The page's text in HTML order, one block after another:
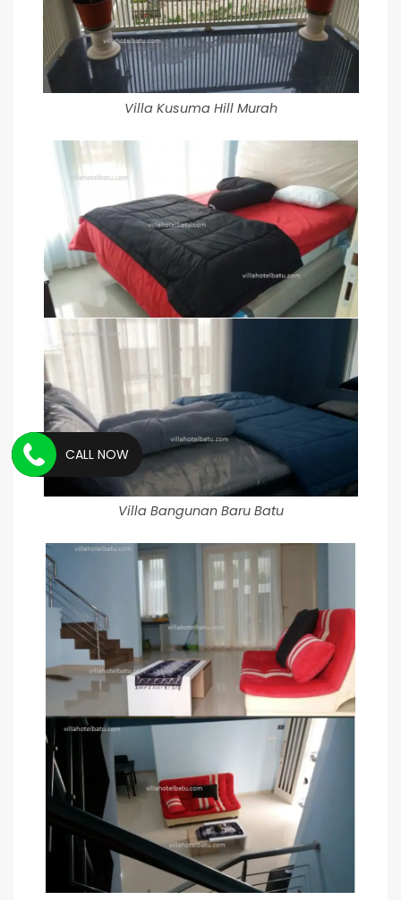
Villa Kusuma Hill Murah
Villa Bangunan Baru Batu
CALL NOW